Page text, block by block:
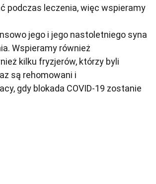
podczas leczenia, więc wspieramy
jego i jego nastoletniego syna
Wspieramy również
kilku fryzjerów, którzy byli
są rehomowani i
gdy blokada COVID-19 zostanie